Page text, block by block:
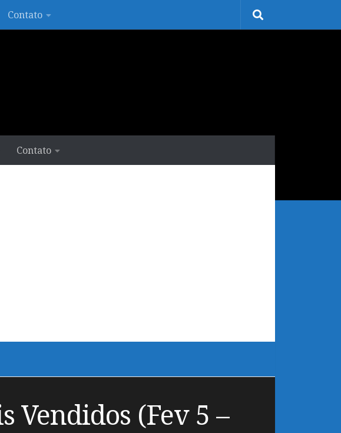
Contato
Contato
Vendidos (Fev 5 –